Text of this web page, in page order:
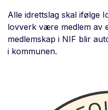
Alle idrettslag skal ifølge
lovverk være medlem av
medlemskap i NIF blir
i kommunen.